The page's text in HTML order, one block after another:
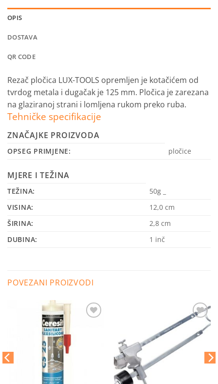
OPIS
DOSTAVA
QR CODE
Rezač pločica LUX-TOOLS opremljen je kotačićem od
tvrdog metala i dugačak je 125 mm. Pločica je zarezana
na glaziranoj strani i lomljena rukom preko ruba.
Tehničke specifikacije
ZNAČAJKE PROIZVODA
OPSEG PRIMJENE: pločice
MJERE I TEŽINA
TEŽINA:
50g _
VISINA:
12,0 cm
ŠIRINA:
2,8 cm
DUBINA:
1 inč
POVEZANI PROIZVODI
Dodaj
na
listu